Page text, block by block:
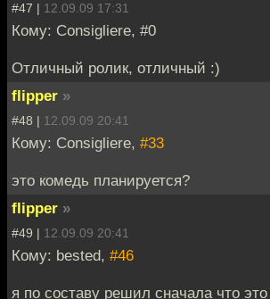
#47 | 12.09.09 17:31
Кому: Consigliere, #0
Отличный ролик, отличный :)
flipper »
#48 | 12.09.09 20:41
Кому: Consigliere, #33
это комедь планируется?
flipper »
#49 | 12.09.09 20:41
Кому: bested, #46
я по составу решил сначала что это